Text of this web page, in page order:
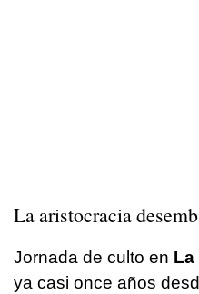
La aristocracia
Jornada de culto en La
ya casi once años